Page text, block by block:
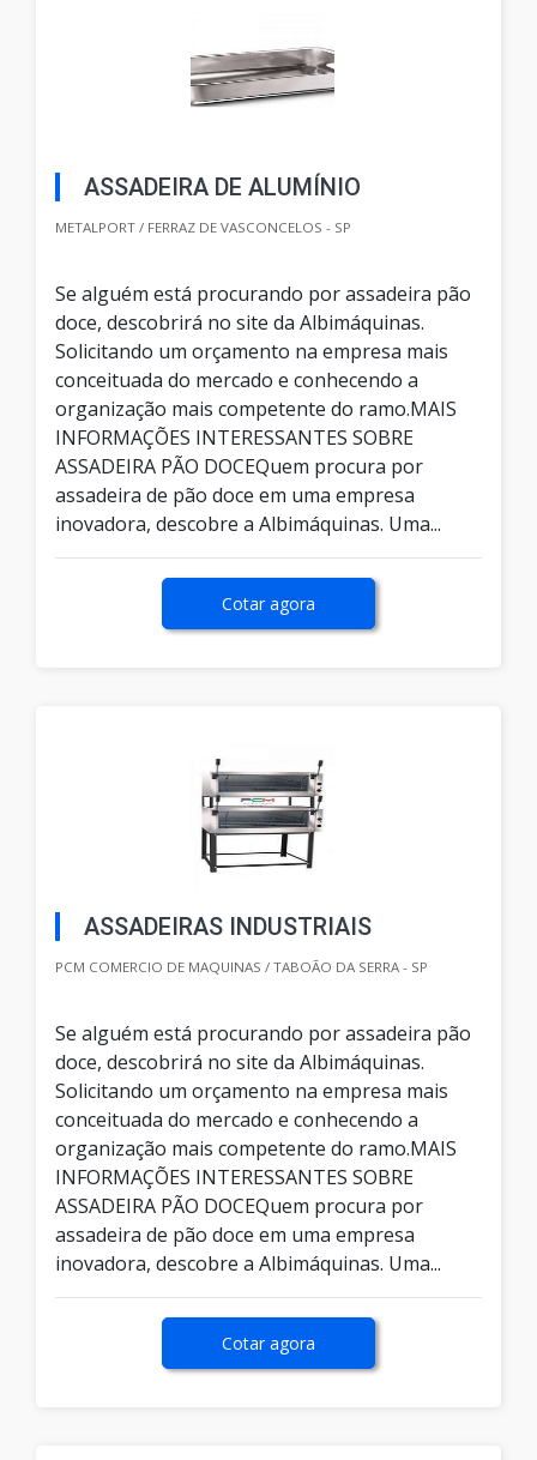
ASSADEIRA DE ALUMÍNIO
METALPORT / FERRAZ DE VASCONCELOS - SP
Se alguém está procurando por assadeira pão
doce, descobrirá no site da Albimáquinas.
Solicitando um orçamento na empresa mais
conceituada do mercado e conhecendo a
organização mais competente do ramo.MAIS
INFORMAÇÕES INTERESSANTES SOBRE
ASSADEIRA PÃO DOCEQuem procura por
assadeira de pão doce em uma empresa
inovadora, descobre a Albimáquinas. Uma...
Cotar agora
ASSADEIRAS INDUSTRIAIS
PCM COMERCIO DE MAQUINAS / TABOÃO DA SERRA - SP
Se alguém está procurando por assadeira pão
doce, descobrirá no site da Albimáquinas.
Solicitando um orçamento na empresa mais
conceituada do mercado e conhecendo a
organização mais competente do ramo.MAIS
INFORMAÇÕES INTERESSANTES SOBRE
ASSADEIRA PÃO DOCEQuem procura por
assadeira de pão doce em uma empresa
inovadora, descobre a Albimáquinas. Uma...
Cotar agora